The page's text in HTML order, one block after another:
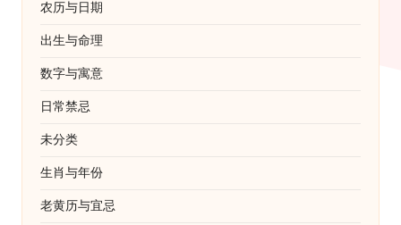
农历与日期
出生与命理
数字与寓意
日常禁忌
未分类
生肖与年份
老黄历与宜忌